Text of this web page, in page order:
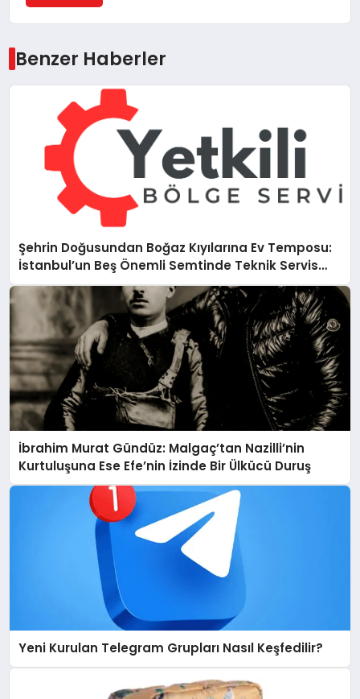
Benzer Haberler
Şehrin Doğusundan Boğaz Kıyılarına Ev Temposu:
İstanbul’un Beş Önemli Semtinde Teknik Servis
Deneyimi
İbrahim Murat Gündüz: Malgaç’tan Nazilli’nin
Kurtuluşuna Ese Efe’nin İzinde Bir Ülkücü Duruş
Yeni Kurulan Telegram Grupları Nasıl Keşfedilir?